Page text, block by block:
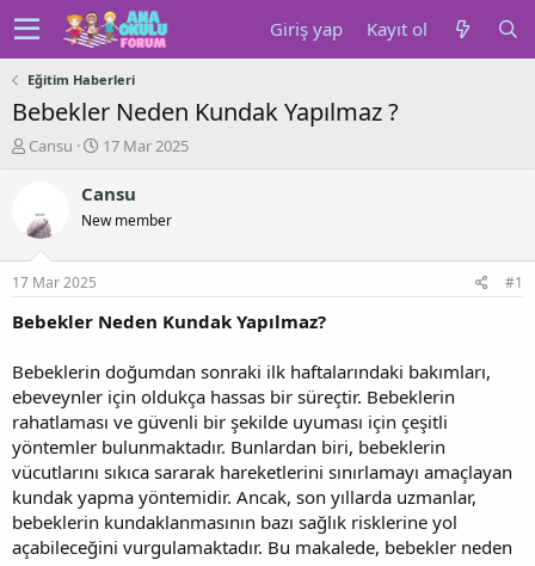
Giriş yap Kayıt ol
Eğitim Haberleri
Bebekler Neden Kundak Yapılmaz ?
K
u
y
b
a
ş
t
a
n
Cansu
B
ş
a
ç
r
i
h
i
17 Mar 2025
Cansu
New member
17 Mar 2025 #1
Bebekler Neden Kundak Yapılmaz?
Bebeklerin doğumdan sonraki ilk haftalarındaki bakımları,
ebeveynler için oldukça hassas bir süreçtir. Bebeklerin
rahatlaması ve güvenli bir şekilde uyuması için çeşitli
yöntemler bulunmaktadır. Bunlardan biri, bebeklerin
vücutlarını sıkıca sararak hareketlerini sınırlamayı amaçlayan
kundak yapma yöntemidir. Ancak, son yıllarda uzmanlar,
bebeklerin kundaklanmasının bazı sağlık risklerine yol
açabileceğini vurgulamaktadır. Bu makalede, bebekler neden